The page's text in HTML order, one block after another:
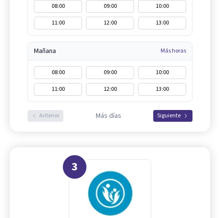
08:00 09:00
10:00
11:00
12:00 13:00
Mañana Más horas
08:00 09:00
10:00
11:00
12:00 13:00
Anterior Más días Siguiente
3